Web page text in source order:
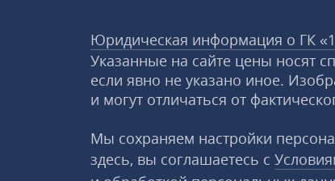
Юридическая информация о ГК
Указанные на сайте цены носят
если явно не указано иное.
и могут отличаться от
Мы сохраняем настройки
здесь, вы соглашаетесь с